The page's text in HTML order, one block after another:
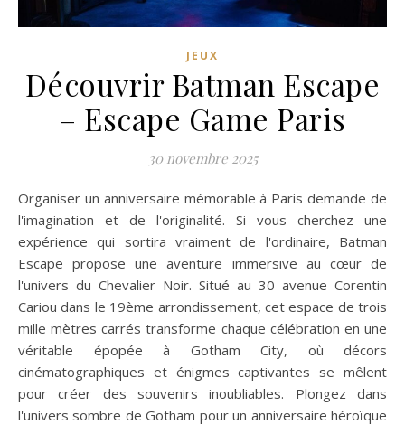
JEUX
Découvrir Batman Escape
– Escape Game Paris
30 novembre 2025
Organiser un anniversaire mémorable à Paris demande de
l'imagination et de l'originalité. Si vous cherchez une
expérience qui sortira vraiment de l'ordinaire, Batman
Escape propose une aventure immersive au cœur de
l'univers du Chevalier Noir. Situé au 30 avenue Corentin
Cariou dans le 19ème arrondissement, cet espace de trois
mille mètres carrés transforme chaque célébration en une
véritable épopée à Gotham City, où décors
cinématographiques et énigmes captivantes se mêlent
pour créer des souvenirs inoubliables. Plongez dans
l'univers sombre de Gotham pour un anniversaire héroïque